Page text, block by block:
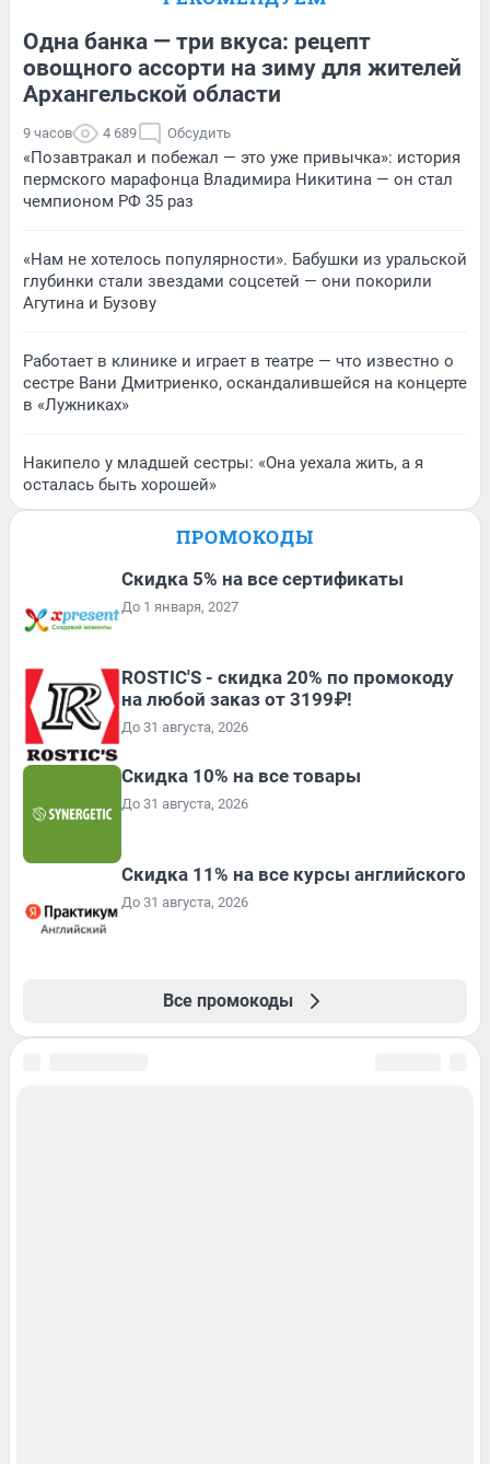
Одна банка — три вкуса: рецепт
овощного ассорти на зиму для жителей
Архангельской области
9 часов 4 689 Обсудить
«Позавтракал и побежал — это уже привычка»: история
пермского марафонца Владимира Никитина — он стал
чемпионом РФ 35 раз
«Нам не хотелось популярности». Бабушки из уральской
глубинки стали звездами соцсетей — они покорили
Агутина и Бузову
Работает в клинике и играет в театре — что известно о
сестре Вани Дмитриенко, оскандалившейся на концерте
в «Лужниках»
Накипело у младшей сестры: «Она уехала жить, а я
осталась быть хорошей»
ПРОМОКОДЫ
Скидка 5% на все сертификаты
До 1 января, 2027
ROSTIC'S - скидка 20% по промокоду
на любой заказ от 3199₽!
До 31 августа, 2026
Скидка 10% на все товары
До 31 августа, 2026
Скидка 11% на все курсы английского
До 31 августа, 2026
Все промокоды